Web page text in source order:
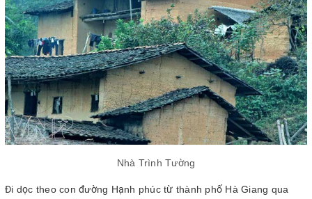
Nhà Trình Tường
Đi dọc theo con đường Hạnh phúc từ thành phố Hà Giang qua